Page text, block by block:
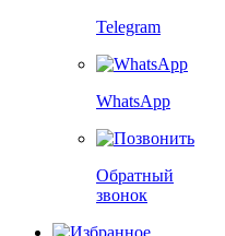
Telegram
WhatsApp
Обратный
звонок